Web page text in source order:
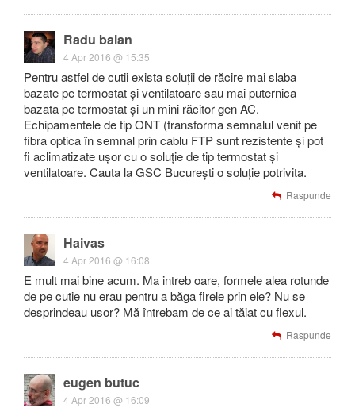
Radu balan
4 Apr 2016 @ 15:35
Pentru astfel de cutii exista soluții de răcire mai slaba
bazate pe termostat și ventilatoare sau mai puternica
bazata pe termostat și un mini răcitor gen AC.
Echipamentele de tip ONT (transforma semnalul venit pe
fibra optica în semnal prin cablu FTP sunt rezistente și pot
fi aclimatizate ușor cu o soluție de tip termostat și
ventilatoare. Cauta la GSC București o soluție potrivita.
Raspunde
Haivas
4 Apr 2016 @ 16:08
E mult mai bine acum. Ma intreb oare, formele alea rotunde
de pe cutie nu erau pentru a băga firele prin ele? Nu se
desprindeau usor? Mă întrebam de ce ai tăiat cu flexul.
Raspunde
eugen butuc
4 Apr 2016 @ 16:09